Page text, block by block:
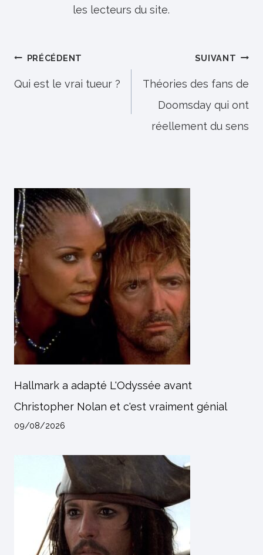
les lecteurs du site.
Navigation
de
PRÉCÉDENT
Qui est le vrai tueur ?
SUIVANT
Théories des fans de
Doomsday qui ont
réellement du sens
Hallmark a adapté L'Odyssée avant
Christopher Nolan et c'est vraiment génial
09/08/2026